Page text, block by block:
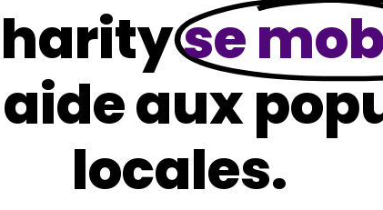
se
aux
locales.